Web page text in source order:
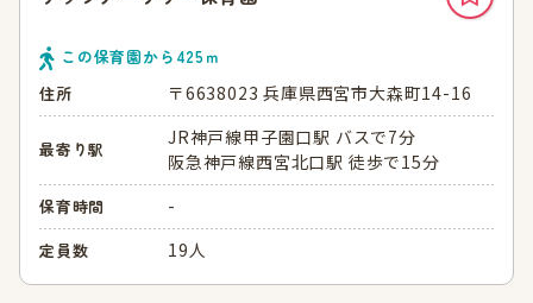
この保育園から 425ｍ
住所
〒6638023 兵庫県西宮市大森町14-16
最寄り駅
JR神戸線甲子園口駅 バスで7分
阪急神戸線西宮北口駅 徒歩で15分
保育時間 -
定員数 19人